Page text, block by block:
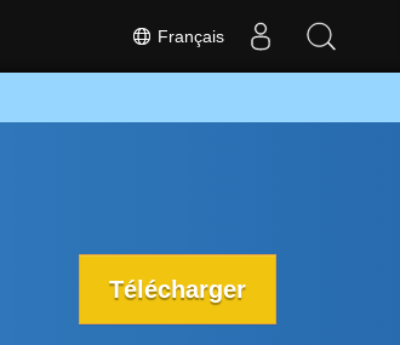
Français
Télécharger